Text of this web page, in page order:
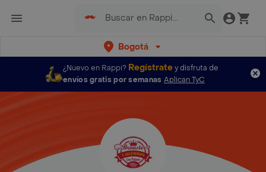
Bogotá
¿Nuevo en Rappi? Regístratey disfruta de
envíos gratis por semanas Aplican TyC